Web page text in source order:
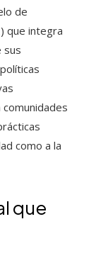
de
que integra
sus
como a la
que